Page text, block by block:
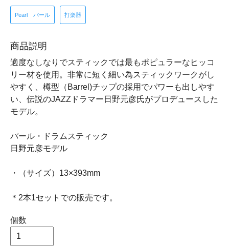
Pearl パール 打楽器
商品説明
適度なしなりでスティックでは最もポピュラーなヒッコ
リー材を使用。非常に短く細い為スティックワークがし
やすく、樽型（Barrel)チップの採用でパワーも出しやす
い、伝説のJAZZドラマー日野元彦氏がプロデュースした
モデル。
パール・ドラムスティック
日野元彦モデル
・（サイズ）13×393mm
＊2本1セットでの販売です。
個数